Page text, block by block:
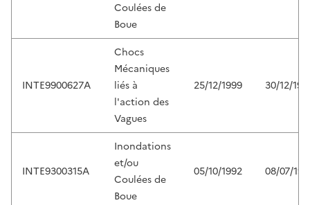
Coulées de
Boue
INTE9900627A
Chocs
Mécaniques
liés à
l'action des
Vagues
25/12/1999 30/12/
INTE9300315A
Inondations
et/ou
Coulées de
Boue
05/10/1992 08/07/